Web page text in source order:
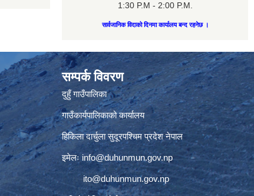
1:30 P.M - 2:00 P.M.
सार्वजानिक विदाको दिनमा कार्यालय बन्द रहनेछ ।
सम्पर्क विवरण
दुहुँ गाउँपालिका
गाउँकार्यपालिकाको कार्यालय
हिकिला दार्चुला सुदूरपश्चिम प्रदेश नेपाल
इमेलःinfo@duhunmun.gov.np
ito@duhunmun.gov.np